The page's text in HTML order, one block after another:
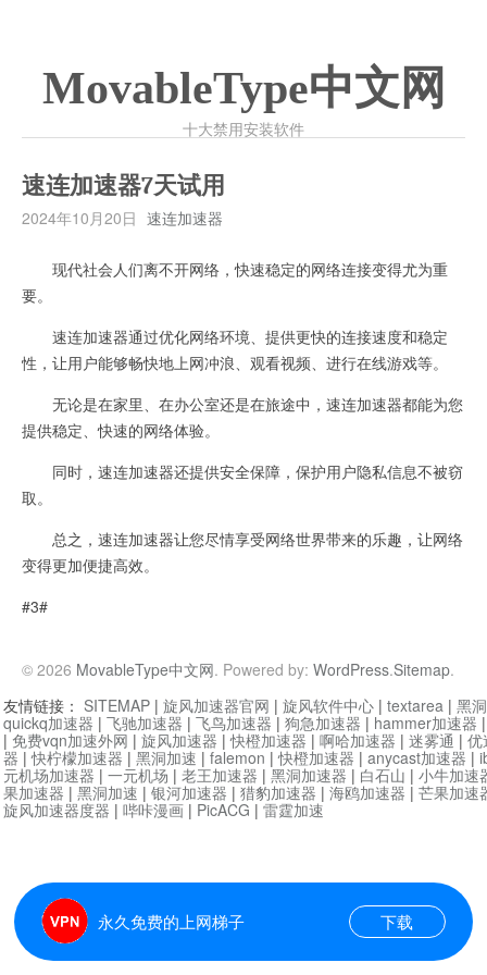
MovableType中文网
十大禁用安装软件
速连加速器7天试用
2024年10月20日 速连加速器
现代社会人们离不开网络，快速稳定的网络连接变得尤为重
要。
速连加速器通过优化网络环境、提供更快的连接速度和稳定
性，让用户能够畅快地上网冲浪、观看视频、进行在线游戏等。
无论是在家里、在办公室还是在旅途中，速连加速器都能为您
提供稳定、快速的网络体验。
同时，速连加速器还提供安全保障，保护用户隐私信息不被窃
取。
总之，速连加速器让您尽情享受网络世界带来的乐趣，让网络
变得更加便捷高效。
#3#
© 2026 MovableType中文网. Powered by: WordPress.Sitemap.
永久免费的上网梯子 下载
友情链接： SITEMAP | 旋风加速器官网 | 旋风软件中心 | textarea | 黑
quickq加速器 | 飞驰加速器 | 飞鸟加速器 | 狗急加速器 | hammer加速器
| 免费vqn加速外网 | 旋风加速器 |快橙加速器 | 啊哈加速器 | 迷雾通 | 优
器 |快柠檬加速器 | 黑洞加速 | falemon |快橙加速器 | anycast加速器 |
元机场加速器 | 一元机场 | 老王加速器 | 黑洞加速器 | 白石山 | 小牛加速
果加速器 | 黑洞加速 | 银河加速器 | 猎豹加速器 | 海鸥加速器 | 芒果加速
旋风加速器度器 | 哔咔漫画 | PicACG | 雷霆加速